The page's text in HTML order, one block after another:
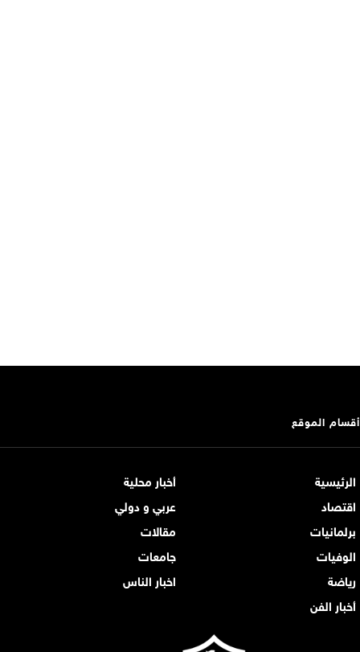
أقسام الموقع
الرئيسية
أخبار محلية
اقتصاد
عربي و دولي
برلمانيات
مقالات
الوفيات
جامعات
رياضة
اخبار الناس
أخبار الفن